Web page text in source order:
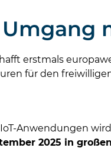
erstmals
für den
Anwendungen
2025 in